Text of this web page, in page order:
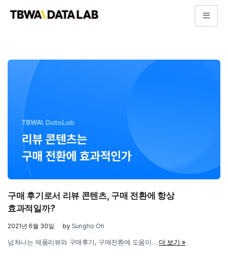
로
구매 후기로서 리뷰 콘텐츠, 구매 전환에 항상
효과적일까?
2021년 6월 30일 by Sungho Oh
넘쳐나는 제품리뷰와 구매후기, 구매전환에 도움이… 더 보기 »